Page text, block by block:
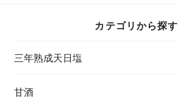
カテゴリから探す
三年熟成天日塩
甘酒